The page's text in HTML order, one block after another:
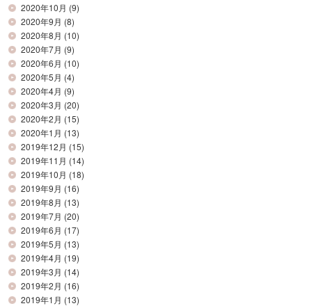
2020年10月 (9)
2020年9月 (8)
2020年8月 (10)
2020年7月 (9)
2020年6月 (10)
2020年5月 (4)
2020年4月 (9)
2020年3月 (20)
2020年2月 (15)
2020年1月 (13)
2019年12月 (15)
2019年11月 (14)
2019年10月 (18)
2019年9月 (16)
2019年8月 (13)
2019年7月 (20)
2019年6月 (17)
2019年5月 (13)
2019年4月 (19)
2019年3月 (14)
2019年2月 (16)
2019年1月 (13)